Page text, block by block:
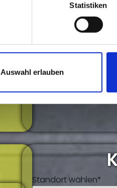
Statistiken
Auswahl erlauben
Standort wählen*